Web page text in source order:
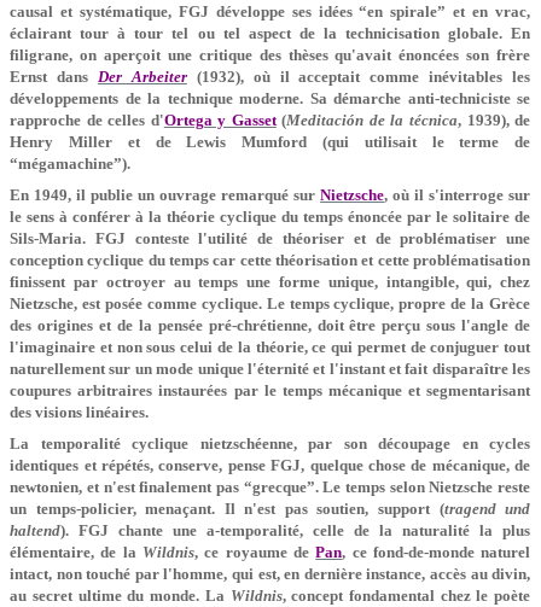
causal et systématique, FGJ développe ses idées “en spirale” et en vrac,
éclairant tour à tour tel ou tel aspect de la technicisation globale. En
filigrane, on aperçoit une critique des thèses qu'avait énoncées son frère
Ernst dans Der Arbeiter(1932), où il acceptait comme inévitables les
développements de la technique moderne. Sa démarche anti-techniciste se
rapproche de celles d'Ortega y Gasset(Meditación de la técnica, 1939), de
Henry Miller et de Lewis Mumford (qui utilisait le terme de
“mégamachine”).
En 1949, il publie un ouvrage remarqué surNietzsche, où il s'interroge sur
le sens à conférer à la théorie cyclique du temps énoncée par le solitaire de
Sils-Maria. FGJ conteste l'utilité de théoriser et de problématiser une
conception cyclique du temps car cette théorisation et cette problématisation
finissent par octroyer au temps une forme unique, intangible, qui, chez
Nietzsche, est posée comme cyclique. Le temps cyclique, propre de la Grèce
des origines et de la pensée pré-chrétienne, doit être perçu sous l'angle de
l'imaginaire et non sous celui de la théorie, ce qui permet de conjuguer tout
naturellement sur un mode unique l'éternité et l'instant et fait disparaître les
coupures arbitraires instaurées par le temps mécanique et segmentarisant
des visions linéaires.
La temporalité cyclique nietzschéenne, par son découpage en cycles
identiques et répétés, conserve, pense FGJ, quelque chose de mécanique, de
newtonien, et n'est finalement pas “grecque”. Le temps selon Nietzsche reste
un temps-policier, menaçant. Il n'est pas soutien, support (tragend und
haltend). FGJ chante une a-temporalité, celle de la naturalité la plus
élémentaire, de la Wildnis, ce royaume dePan, ce fond-de-monde naturel
intact, non touché par l'homme, qui est, en dernière instance, accès au divin,
au secret ultime du monde. La Wildnis, concept fondamental chez le poète